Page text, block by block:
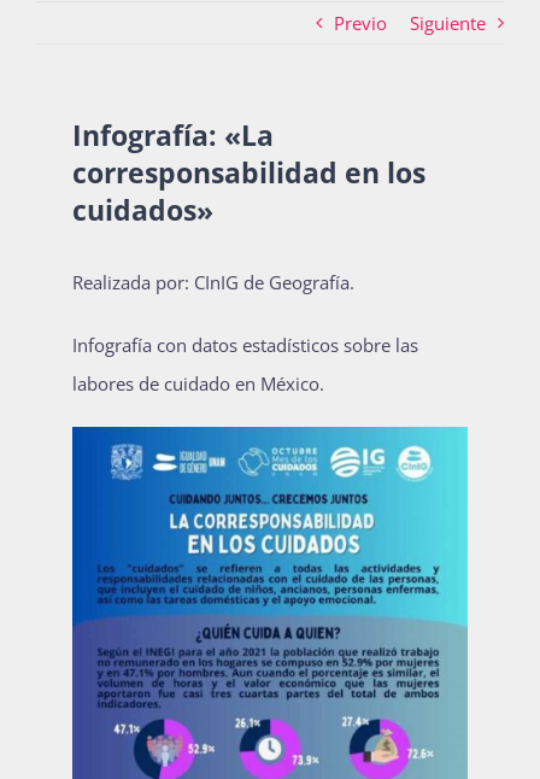
La Boletina
Blog
Recursos
Súmate
Publicaciones
Bienvenida generación 2027-1
Previo Siguiente
Infografía: «La
corresponsabilidad en los
cuidados»
Realizada por: CInIG de Geografía.
Infografía con datos estadísticos sobre las
labores de cuidado en México.